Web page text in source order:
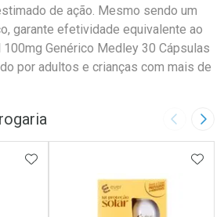
de ação. Mesmo sendo um
garante efetividade equivalente ao
Genérico Medley 30 Cápsulas
por adultos e crianças com mais de
Imagem
ADICIONAR AOS FAVORITOS